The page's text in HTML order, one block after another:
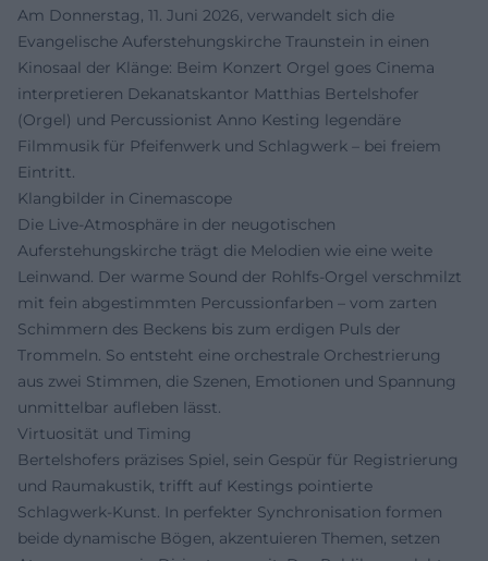
Am Donnerstag, 11. Juni 2026, verwandelt sich die
Evangelische Auferstehungskirche Traunstein in einen
Kinosaal der Klänge: Beim Konzert Orgel goes Cinema
interpretieren Dekanatskantor Matthias Bertelshofer
(Orgel) und Percussionist Anno Kesting legendäre
Filmmusik für Pfeifenwerk und Schlagwerk – bei freiem
Eintritt.
Klangbilder in Cinemascope
Die Live-Atmosphäre in der neugotischen
Auferstehungskirche trägt die Melodien wie eine weite
Leinwand. Der warme Sound der Rohlfs-Orgel verschmilzt
mit fein abgestimmten Percussionfarben – vom zarten
Schimmern des Beckens bis zum erdigen Puls der
Trommeln. So entsteht eine orchestrale Orchestrierung
aus zwei Stimmen, die Szenen, Emotionen und Spannung
unmittelbar aufleben lässt.
Virtuosität und Timing
Bertelshofers präzises Spiel, sein Gespür für Registrierung
und Raumakustik, trifft auf Kestings pointierte
Schlagwerk-Kunst. In perfekter Synchronisation formen
beide dynamische Bögen, akzentuieren Themen, setzen